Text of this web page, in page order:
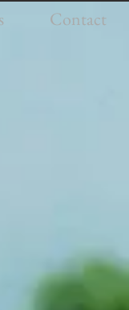
Contact